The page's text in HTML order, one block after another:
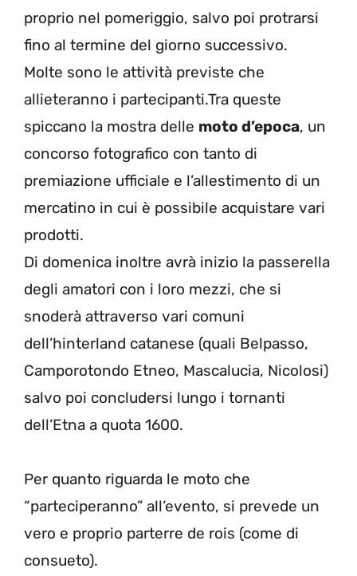
proprio nel pomeriggio, salvo poi protrarsi
fino al termine del giorno successivo.
Molte sono le attività previste che
allieteranno i partecipanti.Tra queste
spiccano la mostra delle moto d’epoca, un
concorso fotografico con tanto di
premiazione ufficiale e l’allestimento di un
mercatino in cui è possibile acquistare vari
prodotti.
Di domenica inoltre avrà inizio la passerella
degli amatori con i loro mezzi, che si
snoderà attraverso vari comuni
dell’hinterland catanese (quali Belpasso,
Camporotondo Etneo, Mascalucia, Nicolosi)
salvo poi concludersi lungo i tornanti
dell’Etna a quota 1600.
Per quanto riguarda le moto che
“parteciperanno” all’evento, si prevede un
vero e proprio parterre de rois (come di
consueto).